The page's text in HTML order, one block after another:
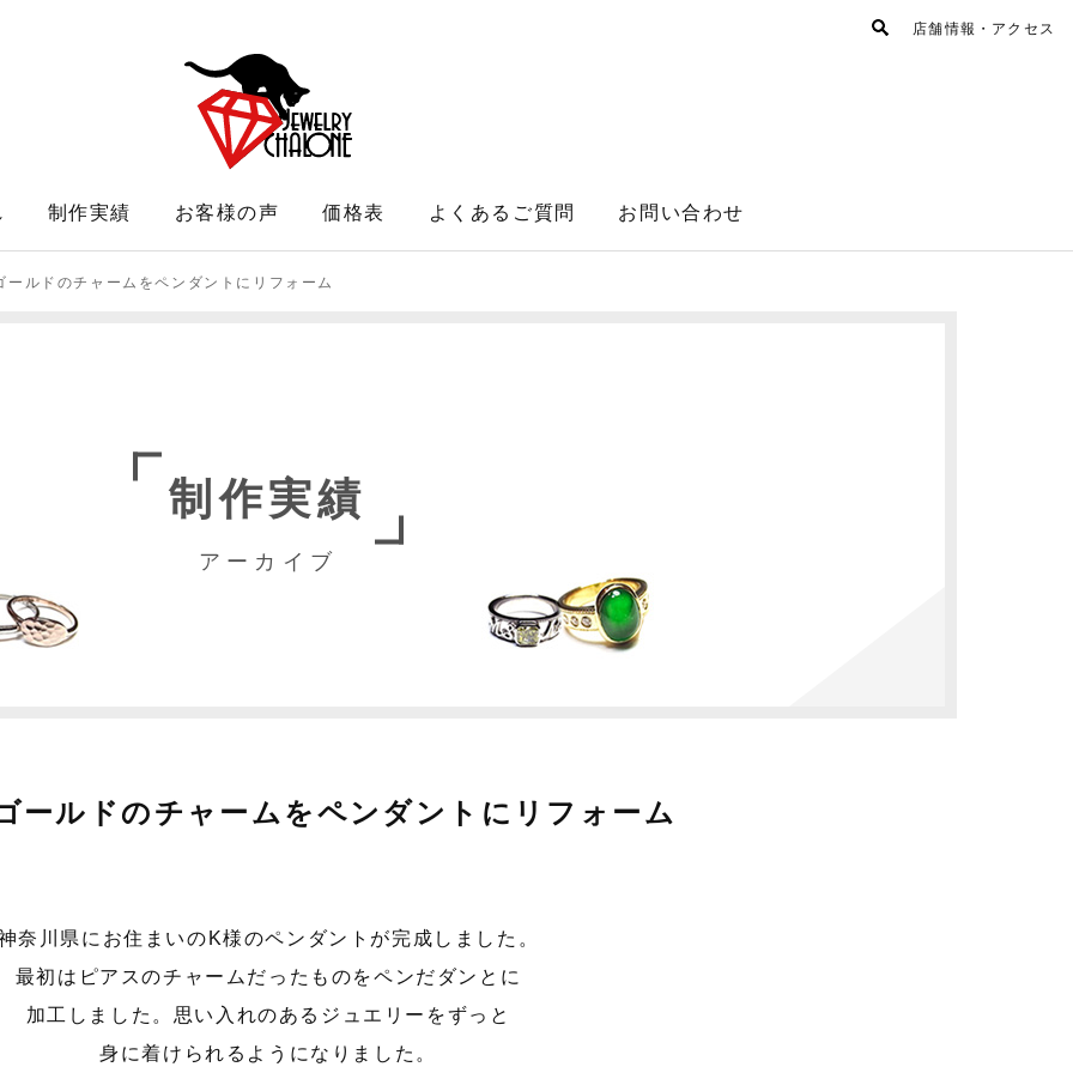
店舗情報・アクセス
制作実績 お客様の声 価格表 よくあるご質問 お問い合わせ
ールドのチャームをペンダントにリフォーム
制作実績
アーカイブ
ールドのチャームをペンダントにリフォーム
奈川県にお住まいのK様のペンダントが完成しました。
最初はピアスのチャームだったものをペンだダンとに
加工しました。思い入れのあるジュエリーをずっと
身に着けられるようになりました。